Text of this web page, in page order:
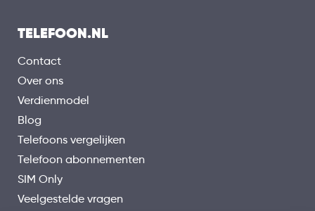
TELEFOON.NL
Contact
Over ons
Verdienmodel
Blog
Telefoons vergelijken
Telefoon abonnementen
SIM Only
Veelgestelde vragen